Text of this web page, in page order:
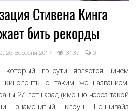
Стивена Кинга
бить рекорды
26 Вересня 2017 3137 0
по-сути, является ничем
с таким же названием,
27 лет назад (именно через такой
знаменитый клоун Пеннивайз